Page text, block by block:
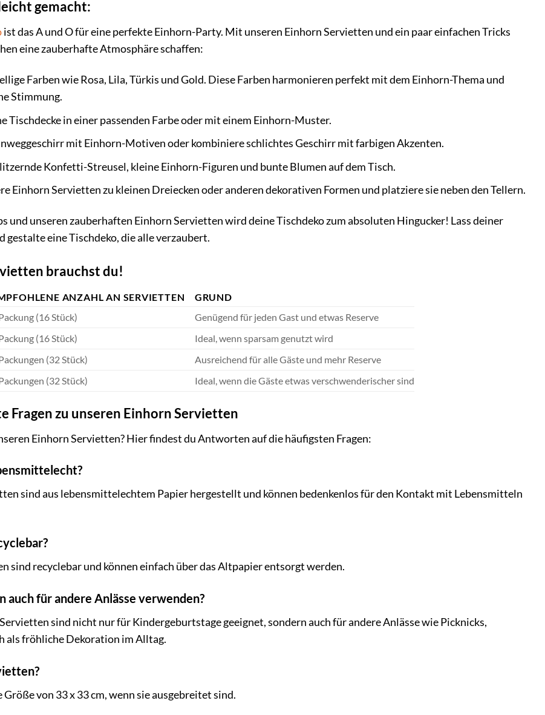
gemacht:
ist das A und O für eine perfekte Einhorn-Party. Mit unseren Einhorn Servietten und ein paar einfachen Tricks
eine zauberhafte Atmosphäre schaffen:
Farben wie Rosa, Lila, Türkis und Gold. Diese Farben harmonieren perfekt mit dem Einhorn-Thema und
Stimmung.
Tischdecke in einer passenden Farbe oder mit einem Einhorn-Muster.
mit Einhorn-Motiven oder kombiniere schlichtes Geschirr mit farbigen Akzenten.
Konfetti-Streusel, kleine Einhorn-Figuren und bunte Blumen auf dem Tisch.
Einhorn Servietten zu kleinen Dreiecken oder anderen dekorativen Formen und platziere sie neben den Tellern.
und unseren zauberhaften Einhorn Servietten wird deine Tischdeko zum absoluten Hingucker! Lass deiner
eine Tischdeko, die alle verzaubert.
brauchst du!
ANZAHL AN SERVIETTEN
GRUND
(16 Stück)
Genügend für jeden Gast und etwas Reserve
(16 Stück)
Ideal, wenn sparsam genutzt wird
(32 Stück)
Ausreichend für alle Gäste und mehr Reserve
(32 Stück) Ideal, wenn die Gäste etwas verschwenderischer sind
Fragen zu unseren Einhorn Servietten
Einhorn Servietten? Hier findest du Antworten auf die häufigsten Fragen:
sind aus lebensmittelechtem Papier hergestellt und können bedenkenlos für den Kontakt mit Lebensmitteln
sind recyclebar und können einfach über das Altpapier entsorgt werden.
auch für andere Anlässe verwenden?
sind nicht nur für Kindergeburtstage geeignet, sondern auch für andere Anlässe wie Picknicks,
als fröhliche Dekoration im Alltag.
von 33 x 33 cm, wenn sie ausgebreitet sind.